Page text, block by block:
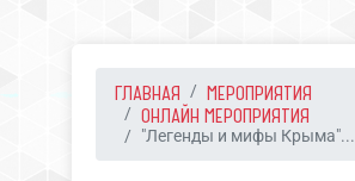
ГЛАВНАЯ
МЕРОПРИЯТИЯ
ОНЛАЙН МЕРОПРИЯТИЯ
"Легенды и мифы Крыма"...